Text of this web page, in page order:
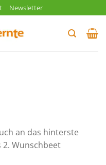
Newsletter
an das hinterste
2. Wunschbeet